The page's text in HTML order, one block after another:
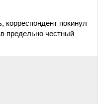
корреспондент покинул
предельно честный